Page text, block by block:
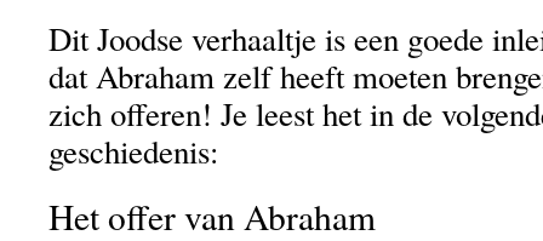
Dit Joodse verhaaltje is een goede
dat Abraham zelf heeft moeten
zich offeren! Je leest het in de
geschiedenis:
Het offer van Abraham